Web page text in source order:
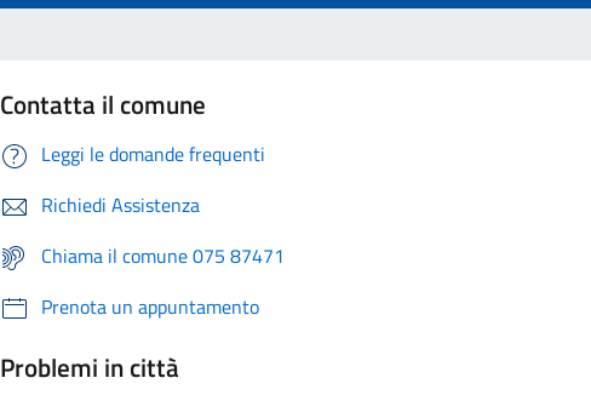
Contatta il comune
Leggi le domande frequenti
Richiedi Assistenza
Chiama il comune 075 87471
Prenota un appuntamento
Problemi in città